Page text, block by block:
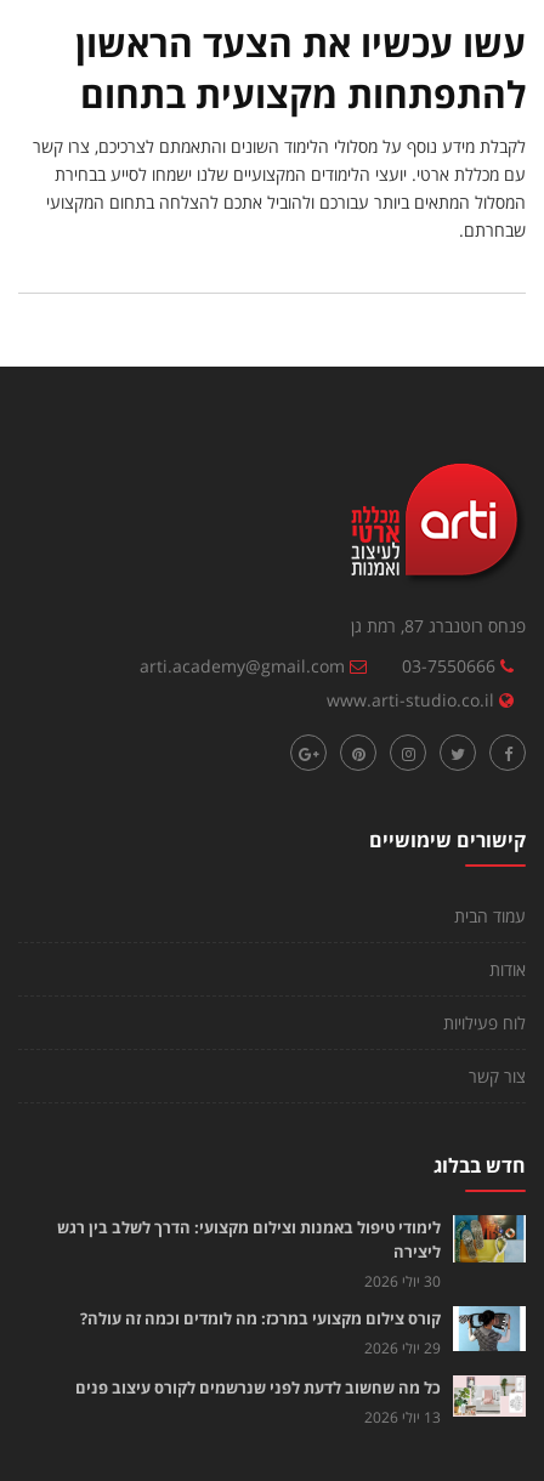
עשו עכשיו את הצעד הראשון
להתפתחות מקצועית בתחום
לקבלת מידע נוסף על מסלולי הלימוד השונים והתאמתם לצרכיכם, צרו קשר
עם מכללת ארטי. יועצי הלימודים המקצועיים שלנו ישמחו לסייע בבחירת
המסלול המתאים ביותר עבורכם ולהוביל אתכם להצלחה בתחום המקצועי
שבחרתם.
פנחס רוטנברג 87, רמת גן
03-7550666
arti.academy@gmail.com
www.arti-studio.co.il
קישורים שימושיים
עמוד הבית
אודות
לוח פעילויות
צור קשר
חדש בבלוג
לימודי טיפול באמנות וצילום מקצועי: הדרך לשלב בין רגש
ליצירה
30 יולי 2026
קורס צילום מקצועי במרכז: מה לומדים וכמה זה עולה?
29 יולי 2026
כל מה שחשוב לדעת לפני שנרשמים לקורס עיצוב פנים
13 יולי 2026